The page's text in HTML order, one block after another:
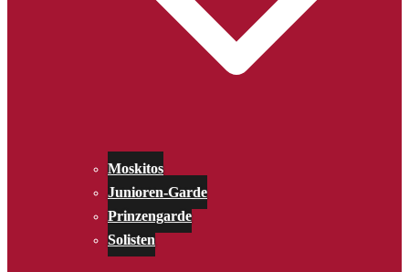
Moskitos
Junioren-Garde
Prinzengarde
Solisten